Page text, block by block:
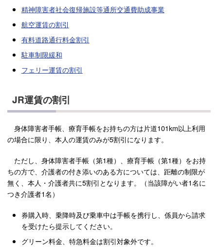
精神障害者社会復帰施設等通所交通費助成事業
航空運賃の割引
有料道路通行料金割引
駐車制限緩和
フェリー運賃の割引
JR運賃の割引
身体障害者手帳、療育手帳をお持ちの方は片道101km以上利用
の場合に限り、本人の運賃のみが5割引になります。
ただし、身体障害者手帳（第1種）、療育手帳（第1種）をお持
ちの方で、介護者の付き添いのある方については、距離の制限が
無く、本人・介護者共に5割引となります。（当該障がい者1名に
つき介護者1名）
券購入時、乗降時及び乗車中は手帳を携行し、係員から請求
を受けたら提示してください。
グリーン料金、特急料金は割引対象外です。